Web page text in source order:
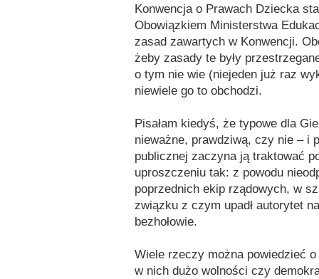
Konwencja o Prawach Dziecka
Obowiązkiem Ministerstwa
zasad zawartych w Konwencji.
żeby zasady te były
o tym nie wie (niejeden już raz
niewiele go to obchodzi.
Pisałam kiedyś, że typowe dla
nieważne, prawdziwą, czy nie – i
publicznej zaczyna ją traktować
uproszczeniu tak: z powodu
poprzednich ekip rządowych, w
związku z czym upadł autorytet
bezhołowie.
Wiele rzeczy można powiedzieć
w nich dużo wolności czy